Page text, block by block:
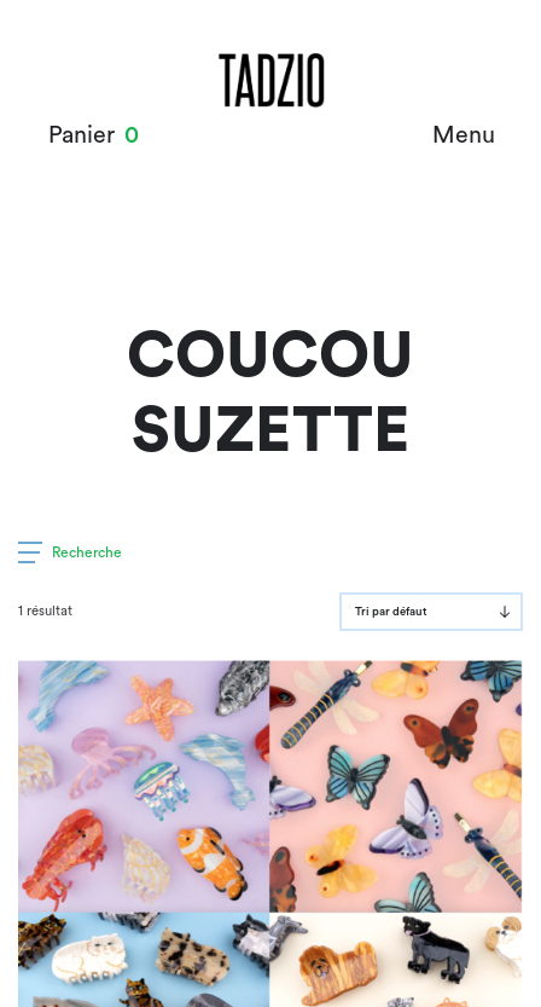
Panier 0 Menu
COUCOU
SUZETTE
Recherche
1 résultat Tri par défaut